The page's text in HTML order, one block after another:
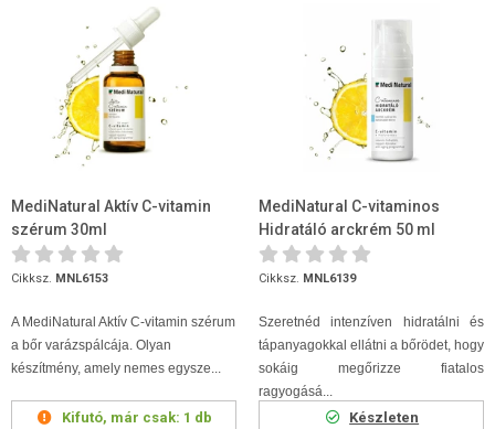
MediNatural Aktív C-vitamin
szérum 30ml
Cikksz. MNL6153
A MediNatural Aktív C-vitamin szérum
a bőr varázspálcája. Olyan
készítmény, amely nemes egysze...
Kifutó, már csak: 1 db
MediNatural C-vitaminos
Hidratáló arckrém 50 ml
Cikksz. MNL6139
Szeretnéd intenzíven hidratálni és
tápanyagokkal ellátni a bőrödet, hogy
sokáig megőrizze fiatalos
ragyogásá...
Készleten